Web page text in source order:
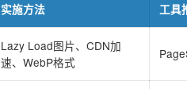
实施方法 工具
Lazy Load图片、CDN加
速、WebP格式